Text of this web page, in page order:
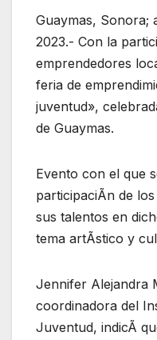
Guaymas, Sonora;
2023.- Con la
emprendedores
feria de
juventud»,
de Guaymas.
Evento con el que
participaciÃn de
sus talentos en
tema artÃstico y
Jennifer Alejandra
coordinadora del
Juventud, indicÃ